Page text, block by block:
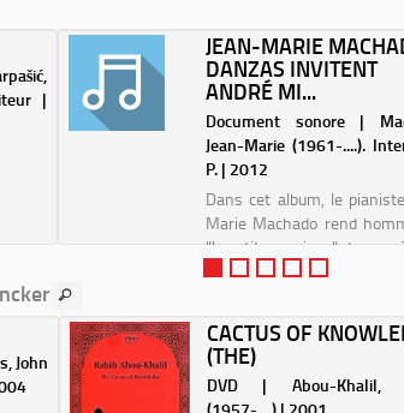
|
JEAN-MARIE
DANZAS INVITENT
ANDRÉ MI...
Document sonore |
Jean-Marie (1961-....).
P. | 2012
Dans cet album, le
Marie Machado rend
"la petite musique" de ce
fois drôlatique et
mêlent à une
compositions origin...
John
CACTUS OF
(THE)
DVD | Abou-Khalil,